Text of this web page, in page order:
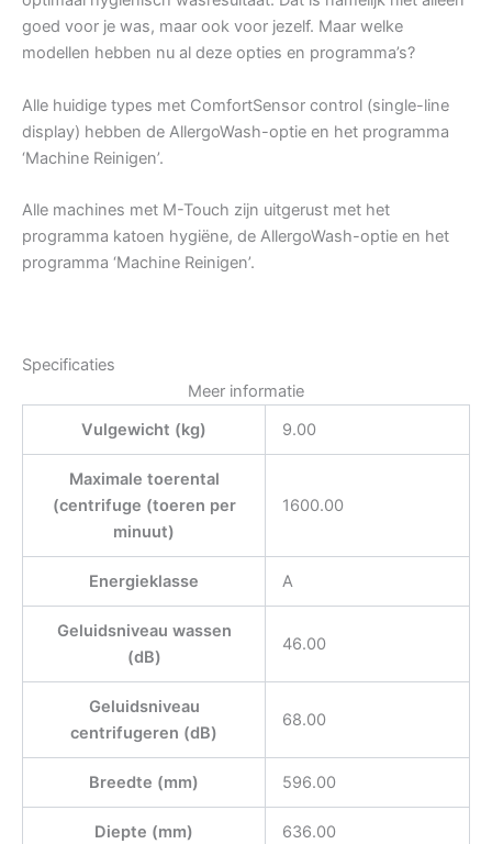
goed voor je was, maar ook voor jezelf. Maar welke
modellen hebben nu al deze opties en programma’s?
Alle huidige types met ComfortSensor control (single-line
display) hebben de AllergoWash-optie en het programma
‘Machine Reinigen’.
Alle machines met M-Touch zijn uitgerust met het
programma katoen hygiëne, de AllergoWash-optie en het
programma ‘Machine Reinigen’.
Specificaties
Meer informatie
Vulgewicht (kg)
9.00
Maximale toerental
(centrifuge (toeren per
minuut)
1600.00
Energieklasse A
Geluidsniveau wassen
(dB)
46.00
Geluidsniveau
centrifugeren (dB)
68.00
Breedte (mm) 596.00
Diepte (mm) 636.00